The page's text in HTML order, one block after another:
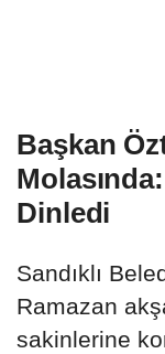
Başkan
Dinledi
Sandıklı
Ramazan
sakinlerine